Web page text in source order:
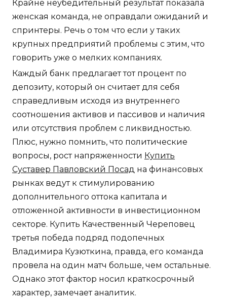
Крайне неубедительный результат показала
женская команда, не оправдали ожиданий и
спринтеры. Речь о том что если у таких
крупных предприятий проблемы с этим, что
говорить уже о мелких компаниях.
Каждый банк предлагает тот процент по
депозиту, который он считает для себя
справедливым исходя из внутреннего
соотношения активов и пассивов и наличия
или отсутствия проблем с ликвидностью.
Плюс, нужно помнить, что политические
вопросы, рост напряженности Купить
Суставер Павловский Посад на финансовых
рынках ведут к стимулированию
дополнительного оттока капитала и
отложенной активности в инвестиционном
секторе. Купить Качественный Череповец
третья победа подряд подопечных
Владимира Кузюткина, правда, его команда
провела на один матч больше, чем остальные.
Однако этот фактор носил краткосрочный
характер, замечает аналитик.